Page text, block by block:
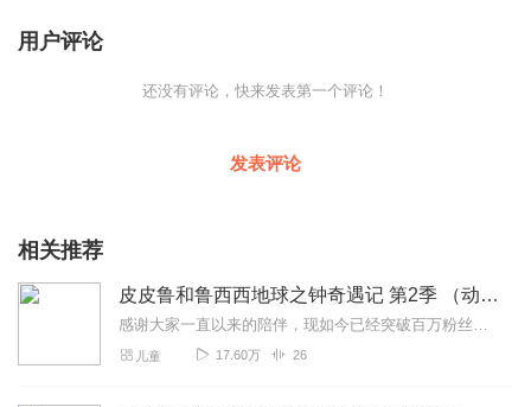
用户评论
还没有评论，快来发表第一个评论！
发表评论
相关推荐
皮皮鲁和鲁西西地球之钟奇遇记 第2季 （动画原声）
感谢大家一直以来的陪伴，现如今已经突破百万粉丝啦！！你们之中，有读着《童话大王》月刊长大的大朋友也有动画片《舒克贝塔》相伴成长的小朋友们谢谢你们相信童话、喜欢童...
儿童 17.60万 26